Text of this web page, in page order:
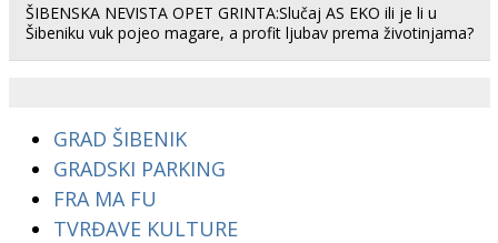
ŠIBENSKA NEVISTA OPET GRINTA:Slučaj AS EKO ili je li u
Šibeniku vuk pojeo magare, a profit ljubav prema životinjama?
GRAD ŠIBENIK
GRADSKI PARKING
FRA MA FU
TVRĐAVE KULTURE